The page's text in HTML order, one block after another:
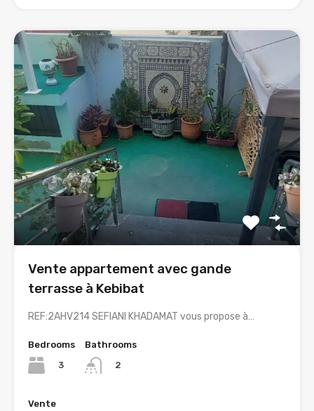
Vente appartement avec gande
terrasse à Kebibat
REF:2AHV214 SEFIANI KHADAMAT vous propose à…
Bedrooms
3
Bathrooms
2
Vente